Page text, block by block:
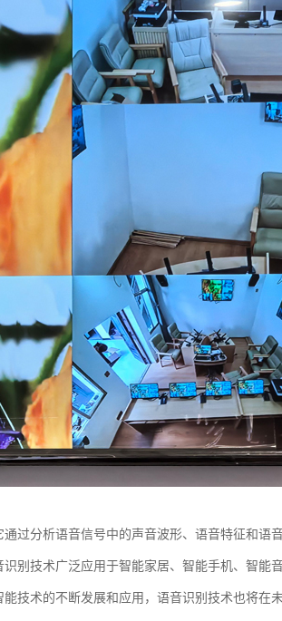
过分析语音信号中的声音波形、语音特征和语
别技术广泛应用于智能家居、智能手机、智能
技术的不断发展和应用，语音识别技术也将在